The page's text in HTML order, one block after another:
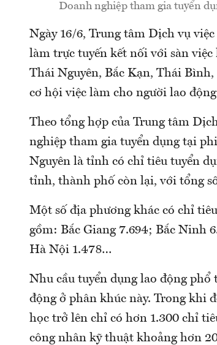
Doanh nghiệp tham gia tuyển
Ngày 16/6, Trung tâm Dịch vụ
làm trực tuyến kết nối với sàn
Thái Nguyên, Bắc Kạn, Thái
cơ hội việc làm cho người lao
Theo tổng hợp của Trung tâm
nghiệp tham gia tuyển dụng tại
Nguyên là tỉnh có chỉ tiêu tuyển
tỉnh, thành phố còn lại, với tổng
Một số địa phương khác có chỉ
gồm: Bắc Giang 7.694; Bắc Ninh
Hà Nội 1.478…
Nhu cầu tuyển dụng lao động
động ở phân khúc này. Trong khi
học trở lên chỉ có hơn 1.300 chỉ
công nhân kỹ thuật khoảng hơn